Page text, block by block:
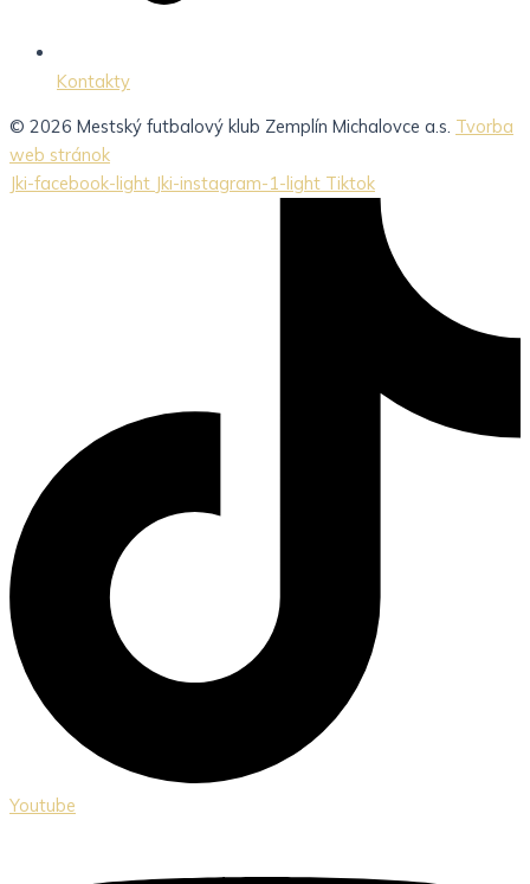
Kontakty
© 2026 Mestský futbalový klub Zemplín Michalovce a.s. Tvorba
web stránok
Jki-facebook-light Jki-instagram-1-light Tiktok
Youtube